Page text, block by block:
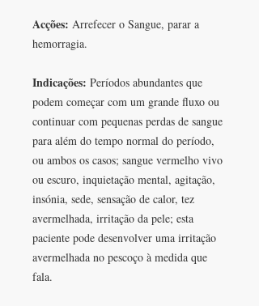
Acções: Arrefecer o Sangue, parar a
hemorragia.
Indicações: Períodos abundantes que
podem começar com um grande fluxo ou
continuar com pequenas perdas de sangue
para além do tempo normal do período,
ou ambos os casos; sangue vermelho vivo
ou escuro, inquietação mental, agitação,
insónia, sede, sensação de calor, tez
avermelhada, irritação da pele; esta
paciente pode desenvolver uma irritação
avermelhada no pescoço à medida que
fala.